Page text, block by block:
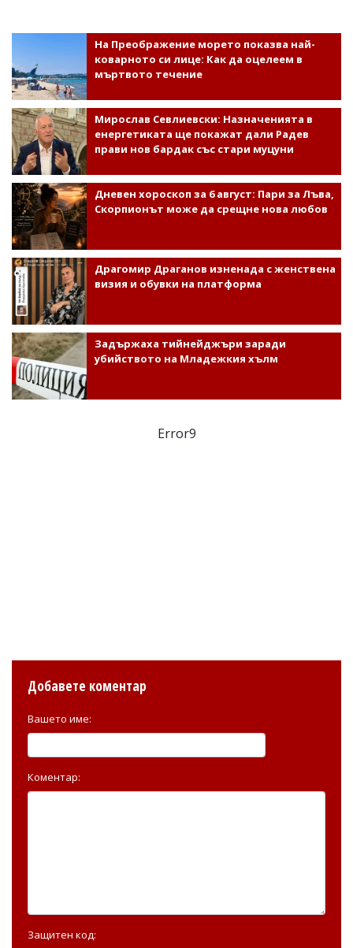
На Преображение морето показва най-
коварното си лице: Как да оцелеем в
мъртвото течение
Мирослав Севлиевски: Назначенията в
енергетиката ще покажат дали Радев
прави нов бардак със стари муцуни
Дневен хороскоп за 6 август: Пари за Лъва,
Скорпионът може да срещне нова любов
Драгомир Драганов изненада с женствена
визия и обувки на платформа
Задържаха тийнейджъри заради
убийството на Младежкия хълм
Error9
Добавете коментар
Вашето име:
Коментар:
Защитен код: